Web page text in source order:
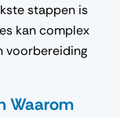
stappen is
kan complex
voorbereiding
Waarom